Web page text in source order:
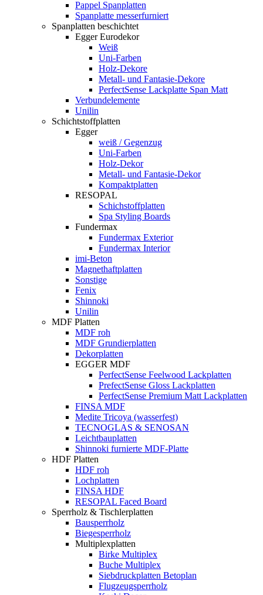
Pappel Spanplatten
Spanplatte messerfurniert
Spanplatten beschichtet
Egger Eurodekor
Weiß
Uni-Farben
Holz-Dekore
Metall- und Fantasie-Dekore
PerfectSense Lackplatte Span Matt
Verbundelemente
Unilin
Schichtstoffplatten
Egger
weiß / Gegenzug
Uni-Farben
Holz-Dekor
Metall- und Fantasie-Dekor
Kompaktplatten
RESOPAL
Schichstoffplatten
Spa Styling Boards
Fundermax
Fundermax Exterior
Fundermax Interior
imi-Beton
Magnethaftplatten
Sonstige
Fenix
Shinnoki
Unilin
MDF Platten
MDF roh
MDF Grundierplatten
Dekorplatten
EGGER MDF
PerfectSense Feelwood Lackplatten
PrefectSense Gloss Lackplatten
PerfectSense Premium Matt Lackplatten
FINSA MDF
Medite Tricoya (wasserfest)
TECNOGLAS & SENOSAN
Leichtbauplatten
Shinnoki furnierte MDF-Platte
HDF Platten
HDF roh
Lochplatten
FINSA HDF
RESOPAL Faced Board
Sperrholz & Tischlerplatten
Bausperrholz
Biegesperrholz
Multiplexplatten
Birke Multiplex
Buche Multiplex
Siebdruckplatten Betoplan
Flugzeugsperrholz